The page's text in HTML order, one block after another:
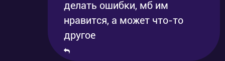
делать ошибки, мб им
нравится, а может что-то
другое